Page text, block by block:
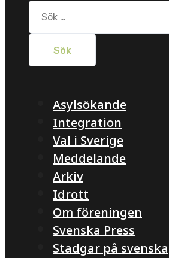
Sök
efter:
Asylsökande
Integration
Val i Sverige
Meddelande
Arkiv
Idrott
Om föreningen
Svenska Press
Stadgar på svenska